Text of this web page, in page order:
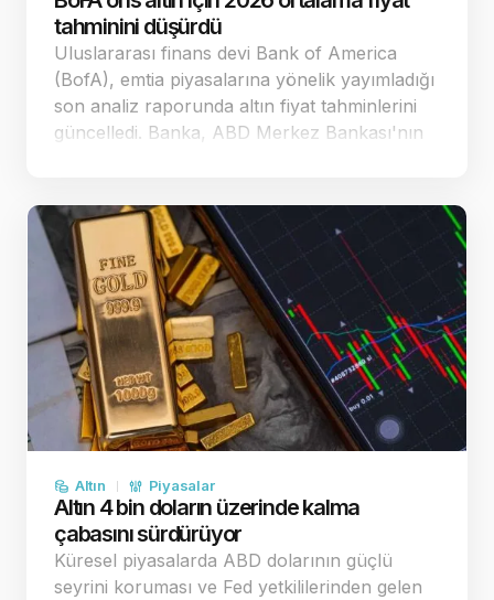
tahminini düşürdü
Uluslararası finans devi Bank of America
(BofA), emtia piyasalarına yönelik yayımladığı
son analiz raporunda altın fiyat tahminlerini
güncelledi. Banka, ABD Merkez Bankası'nın
öngörülerinde …
Altın Piyasalar
Altın 4 bin doların üzerinde kalma
çabasını sürdürüyor
Küresel piyasalarda ABD dolarının güçlü
seyrini koruması ve Fed yetkililerinden gelen